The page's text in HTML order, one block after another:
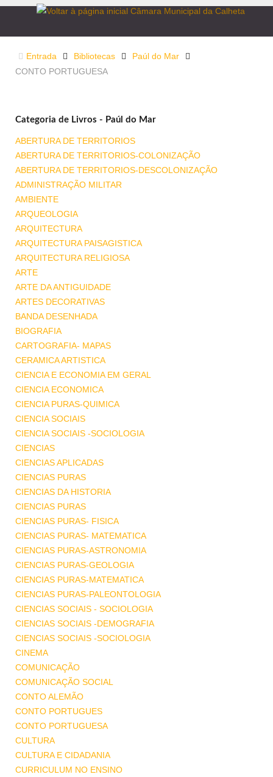
Entrada Bibliotecas
Paúl do Mar
CONTO PORTUGUESA
Categoria de Livros - Paúl do Mar
ABERTURA DE TERRITORIOS
ABERTURA DE TERRITORIOS-COLONIZAÇÃO
ABERTURA DE TERRITORIOS-DESCOLONIZAÇÃO
ADMINISTRAÇÃO MILITAR
AMBIENTE
ARQUEOLOGIA
ARQUITECTURA
ARQUITECTURA PAISAGISTICA
ARQUITECTURA RELIGIOSA
ARTE
ARTE DA ANTIGUIDADE
ARTES DECORATIVAS
BANDA DESENHADA
BIOGRAFIA
CARTOGRAFIA- MAPAS
CERAMICA ARTISTICA
CIENCIA E ECONOMIA EM GERAL
CIENCIA ECONOMICA
CIENCIA PURAS-QUIMICA
CIENCIA SOCIAIS
CIENCIA SOCIAIS -SOCIOLOGIA
CIENCIAS
CIENCIAS APLICADAS
CIENCIAS PURAS
CIENCIAS DA HISTORIA
CIENCIAS PURAS
CIENCIAS PURAS- FISICA
CIENCIAS PURAS- MATEMATICA
CIENCIAS PURAS-ASTRONOMIA
CIENCIAS PURAS-GEOLOGIA
CIENCIAS PURAS-MATEMATICA
CIENCIAS PURAS-PALEONTOLOGIA
CIENCIAS SOCIAIS - SOCIOLOGIA
CIENCIAS SOCIAIS -DEMOGRAFIA
CIENCIAS SOCIAIS -SOCIOLOGIA
CINEMA
COMUNICAÇÃO
COMUNICAÇÃO SOCIAL
CONTO ALEMÃO
CONTO PORTUGUES
CONTO PORTUGUESA
CULTURA
CULTURA E CIDADANIA
CURRICULUM NO ENSINO